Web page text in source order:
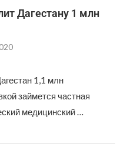
Дагестану 1 млн
1,1 млн
займется частная
медицинский …